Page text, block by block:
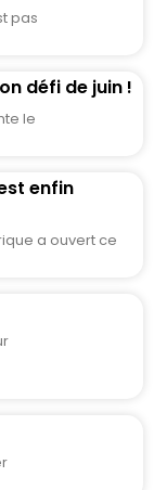
pas
défi de juin !
le
enfin
a ouvert ce